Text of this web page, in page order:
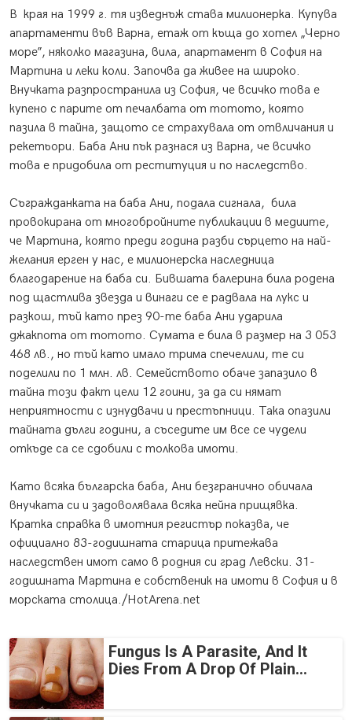
В края на 1999 г. тя изведнъж става милионерка. Купува
апартаменти във Варна, етаж от къща до хотел „Черно
море”, няколко магазина, вила, апартамент в София на
Мартина и леки коли. Започва да живее на широко.
Внучката разпространила из София, че всичко това е
купено с парите от печалбата от тотото, която
пазила в тайна, защото се страхувала от отвличания и
рекетьори. Баба Ани пък разнася из Варна, че всичко
това е придобила от реституция и по наследство.
Съгражданката на баба Ани, подала сигнала, била
провокирана от многобройните публикации в медиите,
че Мартина, която преди година разби сърцето на най-
желания ерген у нас, е милионерска наследница
благодарение на баба си. Бившата балерина била родена
под щастлива звезда и винаги се е радвала на лукс и
разкош, тъй като през 90-те баба Ани ударила
джакпота от тотото. Сумата е била в размер на 3 053
468 лв., но тъй като имало трима спечелили, те си
поделили по 1 млн. лв. Семейството обаче запазило в
тайна този факт цели 12 гоини, за да си нямат
неприятности с изнудвачи и престъпници. Така опазили
тайната дълги години, а съседите им все се чудели
откъде са се сдобили с толкова имоти.
Като всяка българска баба, Ани безгранично обичала
внучката си и задоволявала всяка нейна прищявка.
Кратка справка в имотния регистър показва, че
официално 83-годишната старица притежава
наследствен имот само в родния си град Левски. 31-
годишната Мартина е собственик на имоти в София и в
морската столица./HotArena.net
Fungus Is A Parasite, And It
Dies From A Drop Of Plain...